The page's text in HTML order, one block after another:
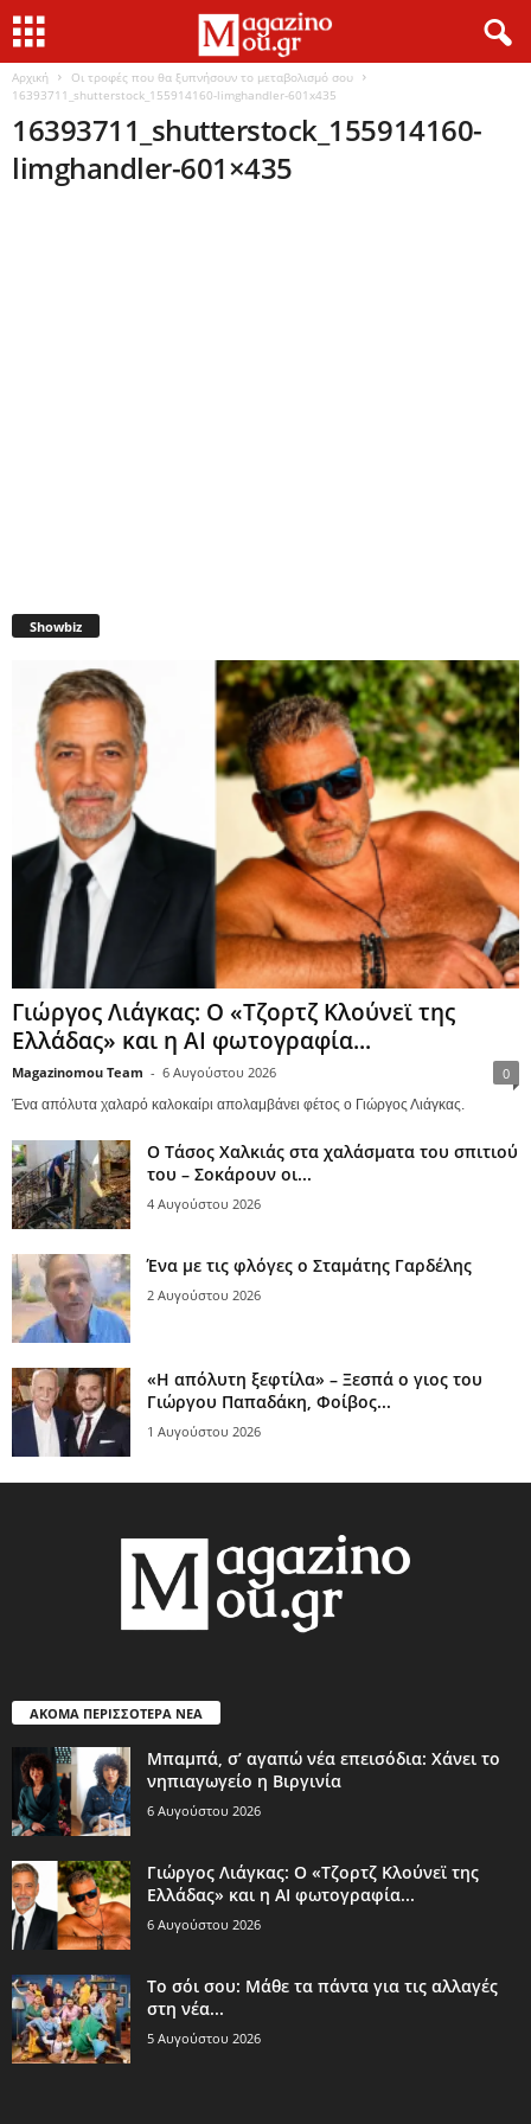
Αρχική
Οι τροφές που θα ξυπνήσουν το μεταβολισμό σου
16393711_shutterstock_155914160-limghandler-601x435
16393711_shutterstock_155914160-
limghandler-601×435
Showbiz
Γιώργος Λιάγκας: Ο «Τζορτζ Κλούνεϊ της
Ελλάδας» και η AI φωτογραφία...
Magazinomou Team - 6 Αυγούστου 2026 0
Ένα απόλυτα χαλαρό καλοκαίρι απολαμβάνει φέτος ο Γιώργος Λιάγκας.
Ο Τάσος Χαλκιάς στα χαλάσματα του σπιτιού
του – Σοκάρουν οι...
4 Αυγούστου 2026
Ένα με τις φλόγες ο Σταμάτης Γαρδέλης
2 Αυγούστου 2026
«Η απόλυτη ξεφτίλα» – Ξεσπά ο γιος του
Γιώργου Παπαδάκη, Φοίβος...
1 Αυγούστου 2026
ΑΚΟΜΑ ΠΕΡΙΣΣΟΤΕΡΑ ΝΕΑ
Μπαμπά, σ’ αγαπώ νέα επεισόδια: Χάνει το
νηπιαγωγείο η Βιργινία
6 Αυγούστου 2026
Γιώργος Λιάγκας: Ο «Τζορτζ Κλούνεϊ της
Ελλάδας» και η AI φωτογραφία...
6 Αυγούστου 2026
Το σόι σου: Μάθε τα πάντα για τις αλλαγές
στη νέα...
5 Αυγούστου 2026